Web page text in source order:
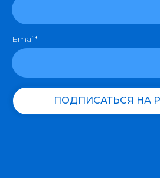
Email*
ПОДПИСАТЬСЯ НА